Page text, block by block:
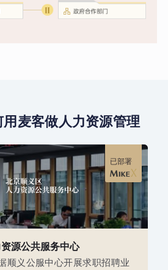
麦客做人力资源管理
已部署
源公共服务中心
顺义公服中心开展求职招聘业